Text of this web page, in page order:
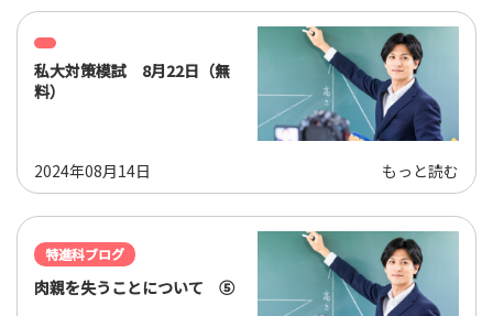
私大対策模試 8月22日（無
料）
2024年08月14日 もっと読む
特進科ブログ
肉親を失うことについて ⑤